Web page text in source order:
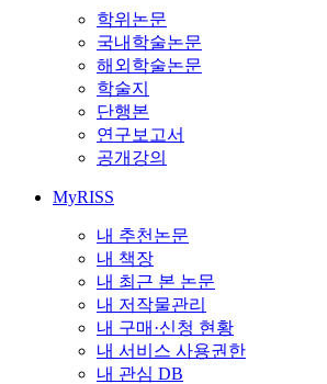
학위논문
국내학술논문
해외학술논문
학술지
단행본
연구보고서
공개강의
MyRISS
내 추천논문
내 책장
내 최근 본 논문
내 저작물관리
내 구매·신청 현황
내 서비스 사용권한
내 관심 DB